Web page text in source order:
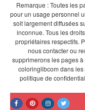
Remarque : Toutes les
pour un usage personnel
soit largement diffusées
inconnue. Tous les
propriétaires respectifs.
nous contacter ou
supprimerons les pages
coloringlibcom dans
politique de